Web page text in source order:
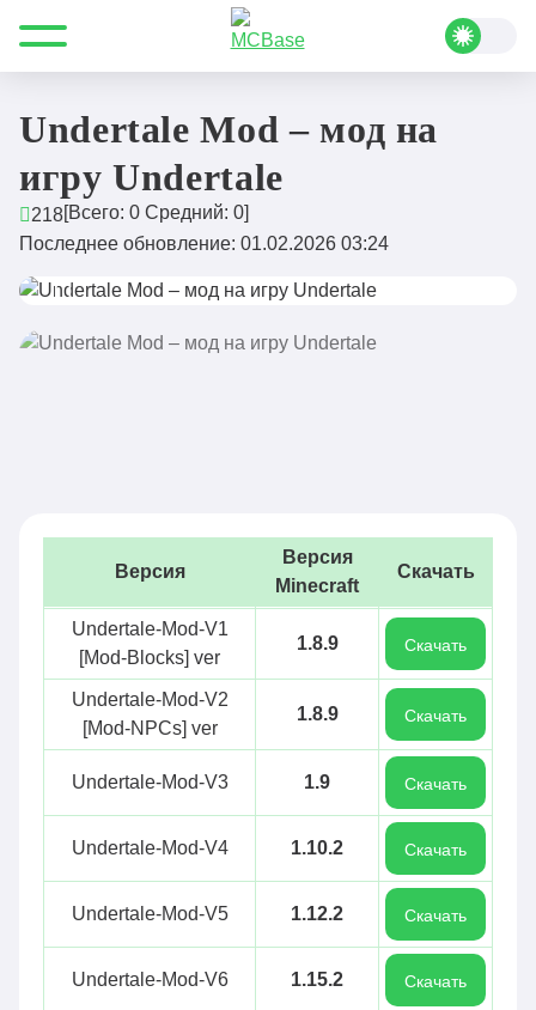
Все для Minecraft Моды Развлечения
Undertale Mod – мод на
игру Undertale
218[Всего: 0 Средний: 0]
Последнее обновление: 01.02.2026 03:24
Версия
Версия
Minecraft
Скачать
Undertale-Mod-V1
[Mod-Blocks] ver
1.8.9 Скачать
Undertale-Mod-V2
[Mod-NPCs] ver
1.8.9 Скачать
Undertale-Mod-V3 1.9 Скачать
Undertale-Mod-V4 1.10.2 Скачать
Undertale-Mod-V5 1.12.2 Скачать
Undertale-Mod-V6 1.15.2 Скачать